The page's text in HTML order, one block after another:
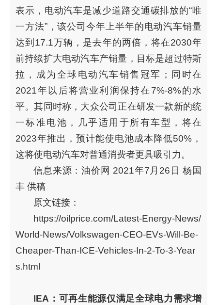
表示，电动汽车是减少道路交通碳排放的“唯
一方法”，该公司今年上半年的电动汽车销量
达到17.1万辆，是去年的两倍，将在2030年
前持续扩大电动汽车产销量，目标是超过特斯
拉，成为全球电动汽车销售冠军；同时在
2021年以后将营业利润保持在7%-8%的水
平。其同时称，大众公司正在研发一款新的统
一标准电池，几乎适用于所有车型，将在
2023年推出，预计能使电池成本降低50%，
这将使电动汽车对普通消费者更具吸引力。
信息来源：油价网 2021年7月26日 杨国
丰 供稿
原文链接：
https://oilprice.com/Latest-Energy-News/
World-News/Volkswagen-CEO-EVs-Will-Be-
Cheaper-Than-ICE-Vehicles-In-2-To-3-Year
s.html
IEA：可再生能源仅满足全球电力需求增